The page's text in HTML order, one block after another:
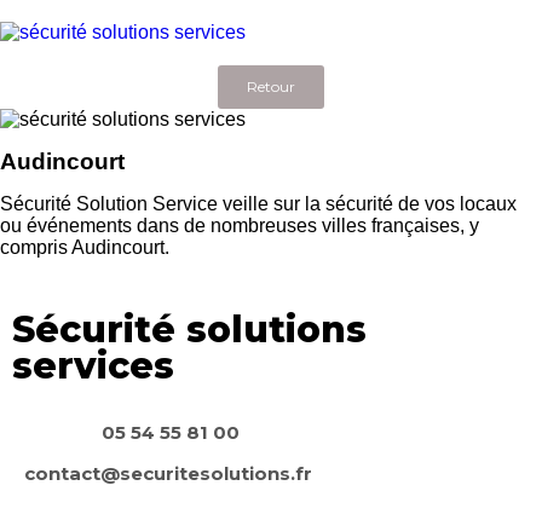
Retour
Audincourt
Sécurité Solution Service veille sur la sécurité de vos locaux
ou événements dans de nombreuses villes françaises, y
compris Audincourt.
Sécurité solutions
services
05 54 55 81 00
contact@securitesolutions.fr